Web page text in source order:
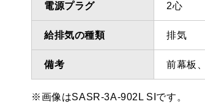
電源プラグ 2心
給排気の種類 排気
備考 前幕板
※画像はSASR-3A-902L SIです。